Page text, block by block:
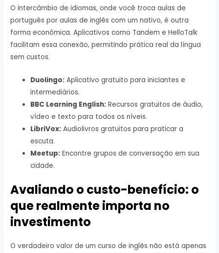
O intercâmbio de idiomas, onde você troca aulas de
português por aulas de inglês com um nativo, é outra
forma econômica. Aplicativos como Tandem e HelloTalk
facilitam essa conexão, permitindo prática real da língua
sem custos.
Duolingo: Aplicativo gratuito para iniciantes e
intermediários.
BBC Learning English: Recursos gratuitos de áudio,
vídeo e texto para todos os níveis.
LibriVox: Audiolivros gratuitos para praticar a
escuta.
Meetup: Encontre grupos de conversação em sua
cidade.
Avaliando o custo-benefício: o
que realmente importa no
investimento
O verdadeiro valor de um curso de inglês não está apenas